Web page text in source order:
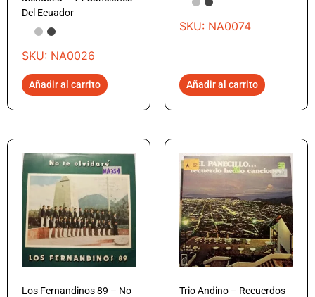
Del Ecuador
SKU: NA0026
Añadir al carrito
SKU: NA0074
Añadir al carrito
Los Fernandinos 89 – No
Trio Andino – Recuerdos